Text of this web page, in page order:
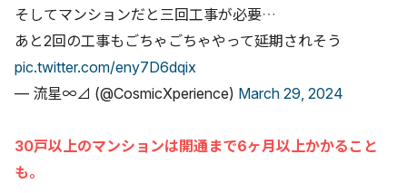
そしてマンションだと三回工事が必要…
あと2回の工事もごちゃごちゃやって延期されそう
pic.twitter.com/eny7D6dqix
— 流星∞⊿ (@CosmicXperience) March 29, 2024
30戸以上のマンションは開通まで6ヶ月以上かかること
も。